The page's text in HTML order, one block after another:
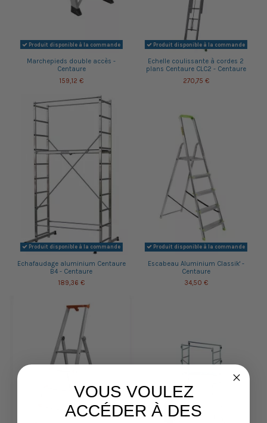
Produit disponible à la commande
Marchepieds double accès -
Centaure
159,12 €
Produit disponible à la commande
Echelle coulissante à cordes 2
plans Centaure CLC2 - Centaure
270,75 €
Produit disponible à la commande
Echafaudage aluminium Centaure
B4 - Centaure
189,36 €
Produit disponible à la commande
Escabeau Aluminium Classik' -
Centaure
34,50 €
VOUS VOULEZ
ACCÉDER À DES